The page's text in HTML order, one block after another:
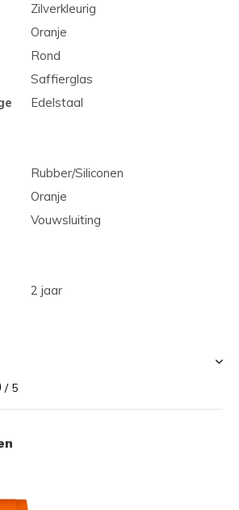
Zilverkleurig
Oranje
Rond
Saffierglas
Edelstaal
Rubber/Siliconen
Oranje
Vouwsluiting
2 jaar
/ 5